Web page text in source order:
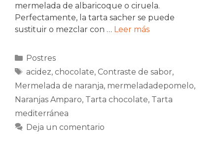
mermelada de albaricoque o ciruela.
Perfectamente, la tarta sacher se puede
sustituir o mezclar con … Leer más
Categorías
Postres
Etiquetas
acidez, chocolate, Contraste de sabor,
Mermelada de naranja, mermeladadepomelo,
Naranjas Amparo, Tarta chocolate, Tarta
mediterránea
Deja un comentario